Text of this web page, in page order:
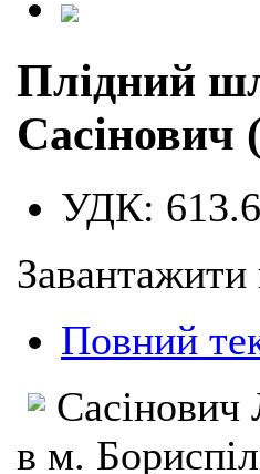
Плідний
Сасінович
УДК:
Завантажити
Повний
Сасінович
в м.